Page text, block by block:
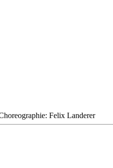
Felix Landerer